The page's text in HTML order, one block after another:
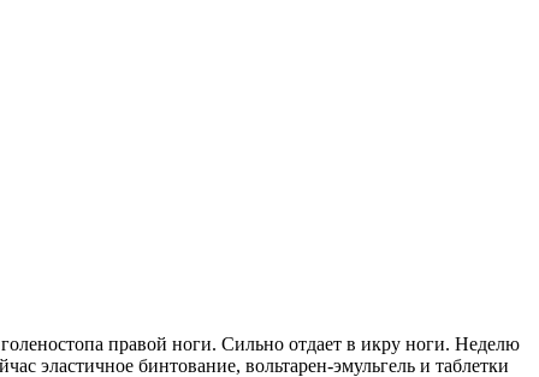
правой ноги. Сильно отдает в икру ноги. Неделю
эластичное бинтование, вольтарен-эмульгель и таблетки